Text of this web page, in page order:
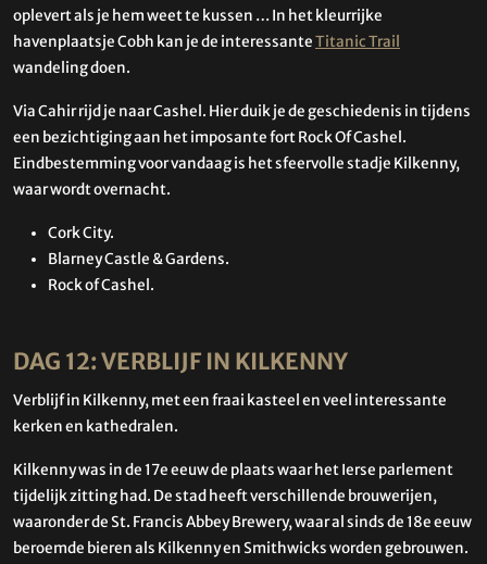
oplevert als je hem weet te kussen … In het kleurrijke
havenplaatsje Cobh kan je de interessanteTitanic Trail
wandeling doen.
Via Cahir rijd je naar Cashel. Hier duik je de geschiedenis in tijdens
een bezichtiging aan het imposante fort Rock Of Cashel.
Eindbestemming voor vandaag is het sfeervolle stadje Kilkenny,
waar wordt overnacht.
Cork City.
Blarney Castle & Gardens.
Rock of Cashel.
DAG 12: VERBLIJF IN KILKENNY
Verblijf in Kilkenny, met een fraai kasteel en veel interessante
kerken en kathedralen.
Kilkenny was in de 17e eeuw de plaats waar het Ierse parlement
tijdelijk zitting had. De stad heeft verschillende brouwerijen,
waaronder de St. Francis Abbey Brewery, waar al sinds de 18e eeuw
beroemde bieren als Kilkenny en Smithwicks worden gebrouwen.